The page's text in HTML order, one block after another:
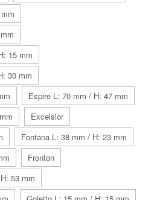
15 mm
30 mm
Espire L: 70 mm / H: 47 mm
Excelsior
Fontana L: 38 mm / H: 23 mm
Fronton
53 mm